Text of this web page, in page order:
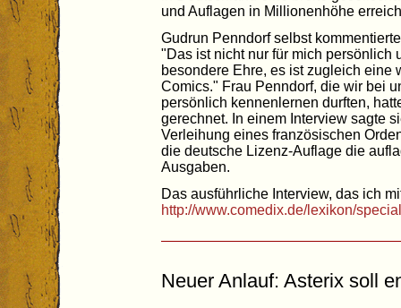
und Auflagen in Millionenhöhe
Gudrun Penndorf selbst
"Das ist nicht nur für mich persönlich
besondere Ehre, es ist zugleich eine
Comics." Frau Penndorf, die wir bei
persönlich kennenlernen durften,
gerechnet. In einem Interview sagte
Verleihung eines französischen
die deutsche Lizenz-Auflage die
Ausgaben.
Das ausführliche Interview, das ich
http://www.comedix.de/lexikon/
Neuer Anlauf: Asterix soll